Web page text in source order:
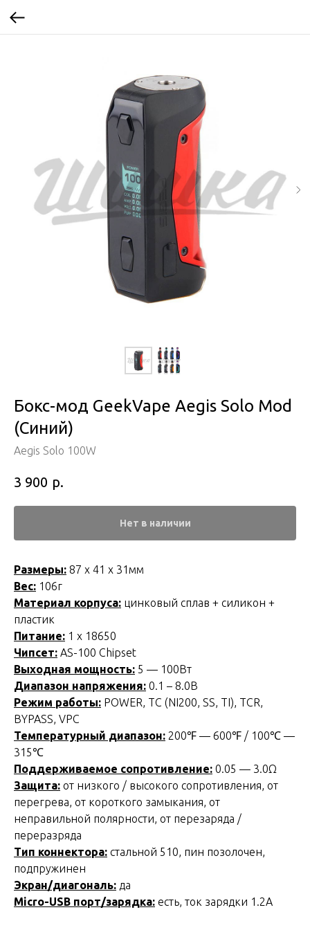
Бокс-мод GeekVape Aegis Solo Mod
(Синий)
Aegis Solo 100W
3 900 р.
Нет в наличии
Размеры: 87 х 41 х 31мм
Вес: 106г
Материал корпуса: цинковый сплав + силикон +
пластик
Питание: 1 х 18650
Чипсет: AS-100 Chipset
Выходная мощность: 5 — 100Вт
Диапазон напряжения: 0.1 – 8.0В
Режим работы: POWER, TC (NI200, SS, TI), TCR,
BYPASS, VPC
Температурный диапазон: 200℉ — 600℉ / 100℃ —
315℃
Поддерживаемое сопротивление: 0.05 — 3.0Ω
Защита: от низкого / высокого сопротивления, от
перегрева, от короткого замыкания, от
неправильной полярности, от перезаряда /
переразряда
Тип коннектора: стальной 510, пин позолочен,
подпружинен
Экран/диагональ: да
Micro-USB порт/зарядка: есть, ток зарядки 1.2А